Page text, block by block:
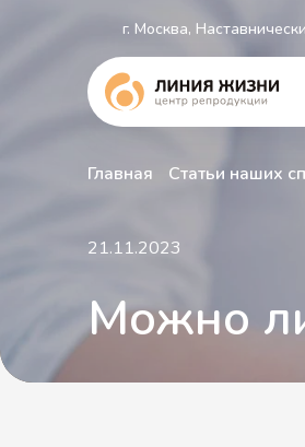
г. Москва,
Главная Статьи наших
21.11.2023
Можно